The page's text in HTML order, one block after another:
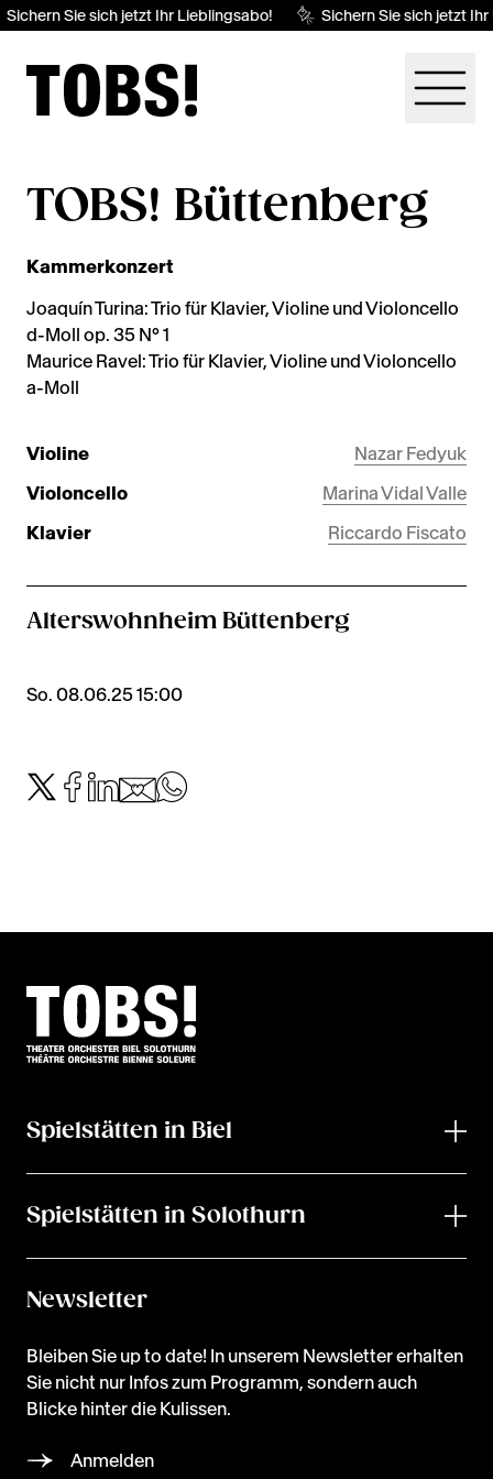
Sichern Sie sich jetzt Ihr Lieblingsabo! Sichern Sie sich jetzt
TOBS! Büttenberg
Kammerkonzert
Joaquín Turina: Trio für Klavier, Violine und Violoncello
d-Moll op. 35 N° 1
Maurice Ravel: Trio für Klavier, Violine und Violoncello
a-Moll
Violine
Nazar Fedyuk
Violoncello
Marina Vidal Valle
Klavier
Riccardo Fiscato
Alterswohnheim Büttenberg
So. 08.06.25 15:00
Spielstätten in Biel
Spielstätten in Solothurn
Newsletter
Bleiben Sie up to date! In unserem Newsletter erhalten
Sie nicht nur Infos zum Programm, sondern auch
Blicke hinter die Kulissen.
Anmelden